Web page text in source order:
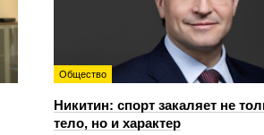
Общество
Никитин: спорт закаляет не
тело, но и характер